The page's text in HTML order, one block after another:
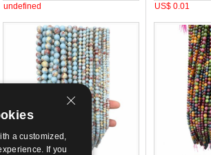
undefined US$ 0.01
a customized,
If you